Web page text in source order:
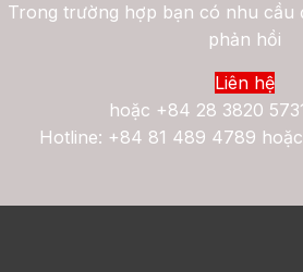
Trong trường hợp bạn có nhu cầu
phản hồi
Liên hệ
hoặc +84 28 3820
Hotline: +84 81 489 4789